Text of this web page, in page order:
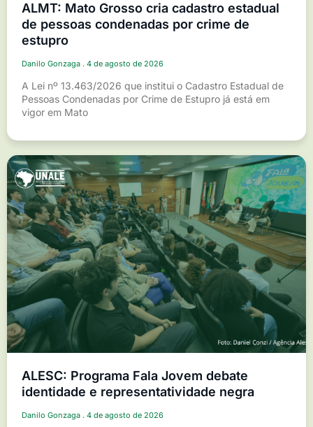
ALMT: Mato Grosso cria cadastro estadual
de pessoas condenadas por crime de
estupro
Danilo Gonzaga 4 de agosto de 2026
A Lei nº 13.463/2026 que institui o Cadastro Estadual de
Pessoas Condenadas por Crime de Estupro já está em
vigor em Mato
ALESC: Programa Fala Jovem debate
identidade e representatividade negra
Danilo Gonzaga 4 de agosto de 2026